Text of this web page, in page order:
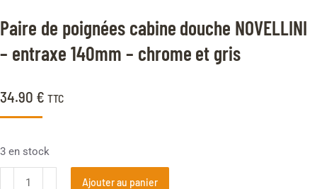
Paire de poignées cabine douche NOVELLINI
– entraxe 140mm – chrome et gris
34.90 € TTC
3 en stock
Ajouter au panier